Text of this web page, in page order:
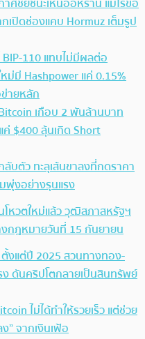
เปิดช่องแคบ Hormuz เต็มรูป
110 แทบไม่มีผลต่อ
ม่มี Hashpower แค่ 0.15%
ายหลัก
เกือบ 2 พันล้านบาท
$400 ลุ้นเกิด Short
ตัว ทะลุเส้นขาลงที่กดราคา
พุ่งอย่างรุนแรง
โหวตใหม่แล้ว วุฒิสภาสหรัฐฯ
กฎหมายวันที่ 15 กันยายน
งแต่ปี 2025 สวนทางทอง-
ดันคริปโตกลายเป็นสินทรัพย์
ไม่ได้ทำให้รวยเร็ว แต่ช่วย
” จากเงินเฟ้อ